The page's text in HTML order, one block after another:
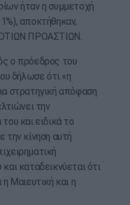
ήταν η συμμετοχή
αποκτήθηκαν,
ΠΡΟΑΣΤΙΩΝ.
ο πρόεδρος του
δήλωσε ότι «η
στρατηγική απόφαση
την
και ειδικά το
την κίνηση αυτή
καταδεικνύεται ότι
Μαιευτική και η